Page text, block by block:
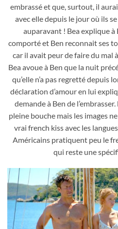
embrassé et que, surtout, il
avec elle depuis le jour où ils
auparavant ! Bea explique à
comporté et Ben reconnait ses
car il avait peur de faire du mal
Bea avoue à Ben que la nuit
qu’elle n’a pas regretté depuis
déclaration d’amour en lui
demande à Ben de
pleine bouche mais les images
vrai french kiss avec les
Américains pratiquent peu le
qui reste une